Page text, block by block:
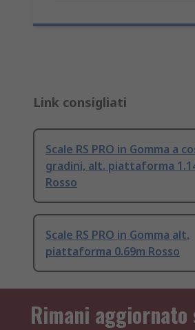
Link consigliati
Scale RS PRO in Gomma a
gradini, alt. piattaforma
Rosso
Scale RS PRO in Gomma alt.
piattaforma 0.69m Rosso
Rimani